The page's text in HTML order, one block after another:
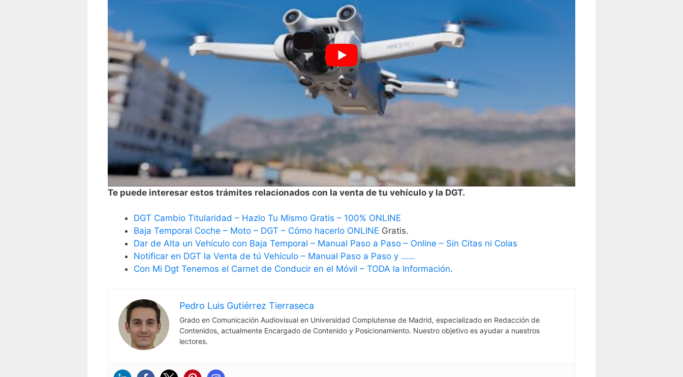
Te puede interesar estos trámites relacionados con la venta de tu vehículo y la DGT.
DGT Cambio Titularidad – Hazlo Tu Mismo Gratis – 100% ONLINE
Baja Temporal Coche – Moto – DGT – Cómo hacerlo ONLINE Gratis.
Dar de Alta un Vehículo con Baja Temporal – Manual Paso a Paso – Online – Sin Citas ni Colas
Notificar en DGT la Venta de tú Vehículo – Manual Paso a Paso y ……
Con Mi Dgt Tenemos el Carnet de Conducir en el Móvil – TODA la Información.
Pedro Luis Gutiérrez Tierraseca
Grado en Comunicación Audiovisual en Universidad Complutense de Madrid, especializado en Redacción de
Contenidos, actualmente Encargado de Contenido y Posicionamiento. Nuestro objetivo es ayudar a nuestros
lectores.